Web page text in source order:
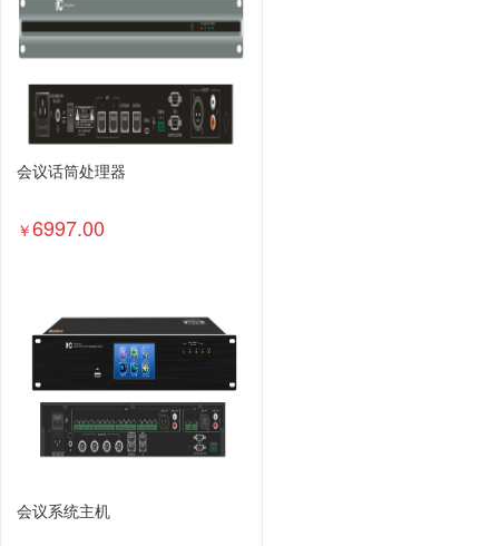
会议话筒处理器
￥6997.00
会议系统主机